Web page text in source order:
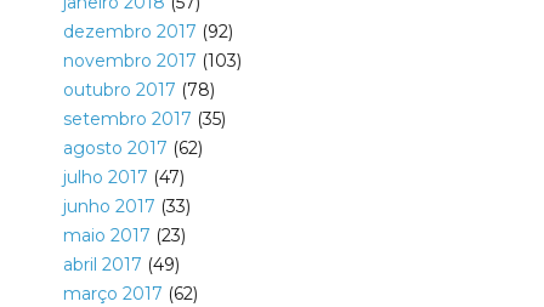
dezembro 2017 (92)
novembro 2017 (103)
outubro 2017 (78)
setembro 2017 (35)
agosto 2017 (62)
julho 2017 (47)
junho 2017 (33)
maio 2017 (23)
abril 2017 (49)
março 2017 (62)